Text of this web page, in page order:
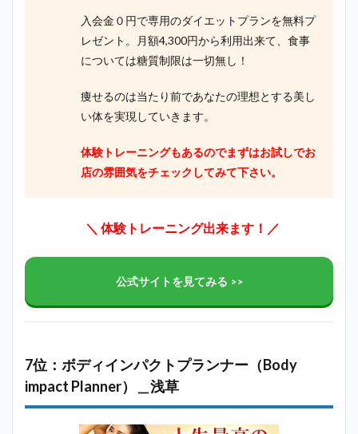
入会金０円で専用のダイエットプランを無料プ
レゼント。月額4,300円から利用出来て、食事
については糖質制限は一切無し！
痩せるのは当たり前であなたの理想とする美し
い体を実現していきます。
体験トレーニングもあるのでまずはお試しでお
店の雰囲気をチェックしてみて下さい。
＼ 体験トレーニング出来ます！／
公式サイトを見てみる >>
7位：ボディインパクトプランナー（Body
impact Planner）＿浅草